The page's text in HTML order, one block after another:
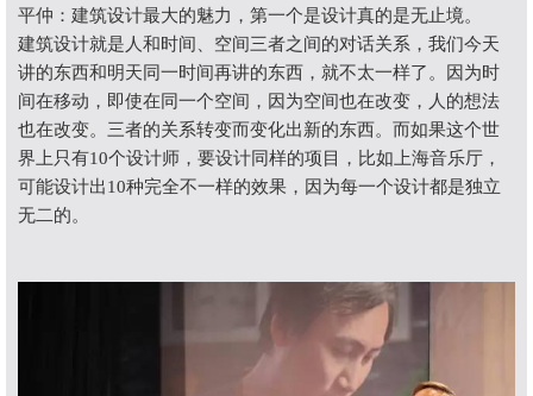
平仲：建筑设计最大的魅力，第一个是设计真的是无止境。
建筑设计就是人和时间、空间三者之间的对话关系，我们今天
讲的东西和明天同一时间再讲的东西，就不太一样了。因为时
间在移动，即使在同一个空间，因为空间也在改变，人的想法
也在改变。三者的关系转变而变化出新的东西。而如果这个世
界上只有10个设计师，要设计同样的项目，比如上海音乐厅，
可能设计出10种完全不一样的效果，因为每一个设计都是独立
无二的。